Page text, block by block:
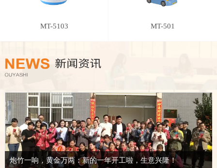
MT-5103 MT-501
炮竹一响，黄金万两：新的一年开工啦，生意兴隆！